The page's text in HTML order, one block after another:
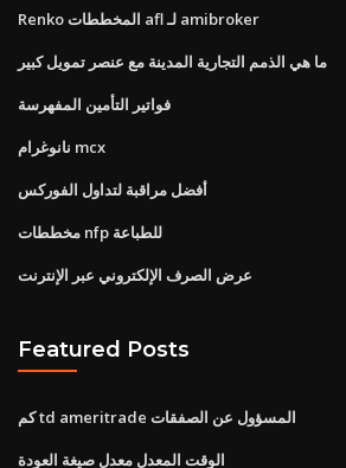
Renko المخططات afl لـ amibroker
ما هي الذمم التجارية المدينة مع عنصر تمويل كبير
فواتير التأمين المفهرسة
نانوغرام mcx
أفضل مراقبة لتداول الفوركس
مخططات nfp للطباعة
عرض الصرف الإلكتروني عبر الإنترنت
Featured Posts
كم td ameritrade المسؤول عن الصفقات
الوقت المعدل معدل صيغة العودة